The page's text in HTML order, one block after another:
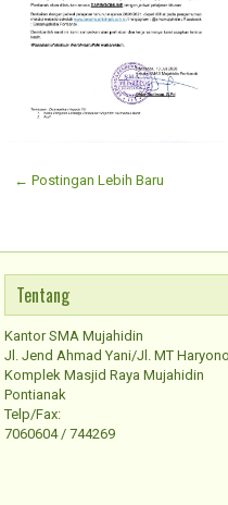
← Postingan Lebih Baru
Tentang
Kantor SMA Mujahidin
Jl. Jend Ahmad Yani/Jl. MT Haryono
Komplek Masjid Raya Mujahidin
Pontianak
Telp/Fax:
7060604 / 744269